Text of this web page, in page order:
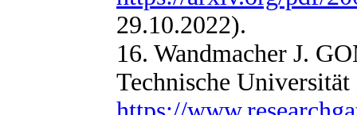
29.10.2022).
16. Wandmacher J.
Technische